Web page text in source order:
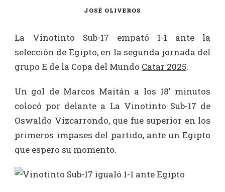
JOSÉ OLIVEROS
La Vinotinto Sub-17 empató 1-1 ante la
selección de Egipto, en la segunda jornada del
grupo E de la Copa del Mundo Catar 2025.
Un gol de Marcos Maitán a los 18′ minutos
colocó por delante a La Vinotinto Sub-17 de
Oswaldo Vizcarrondo, que fue superior en los
primeros impases del partido, ante un Egipto
que espero su momento.